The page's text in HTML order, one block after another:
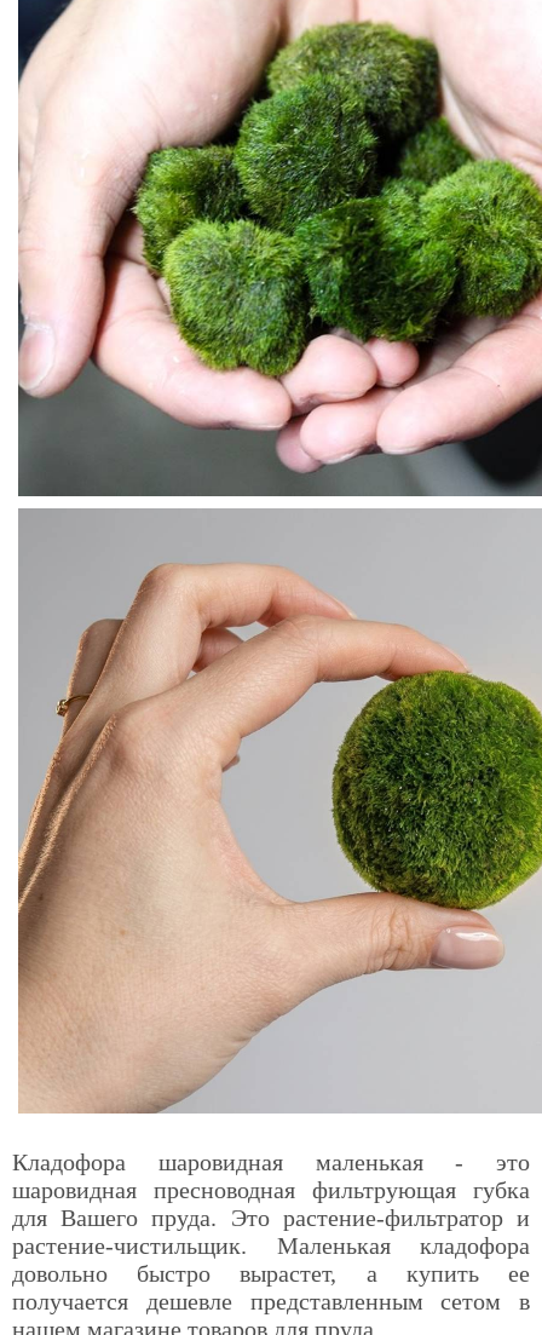
Кладофора шаровидная маленькая - это
шаровидная пресноводная фильтрующая губка
для Вашего пруда. Это растение-фильтратор и
растение-чистильщик. Маленькая кладофора
довольно быстро вырастет, а купить ее
получается дешевле представленным сетом в
нашем магазине товаров для пруда.